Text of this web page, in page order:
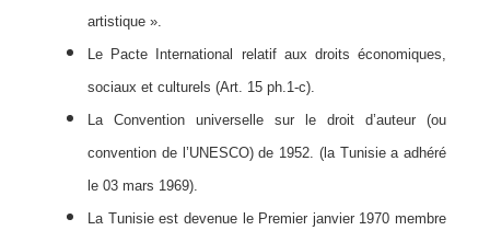
artistique ».
Le Pacte International relatif aux droits économiques,
sociaux et culturels (Art. 15 ph.1-c).
La Convention universelle sur le droit d’auteur (ou
convention de l’UNESCO) de 1952. (la Tunisie a adhéré
le 03 mars 1969).
La Tunisie est devenue le Premier janvier 1970 membre